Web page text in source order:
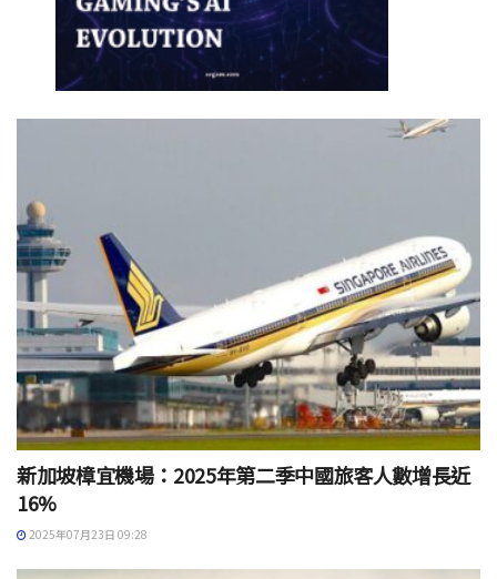
新加坡樟宜機場：2025年第二季中國旅客人數增長近
16%
2025年07月23日 09:28